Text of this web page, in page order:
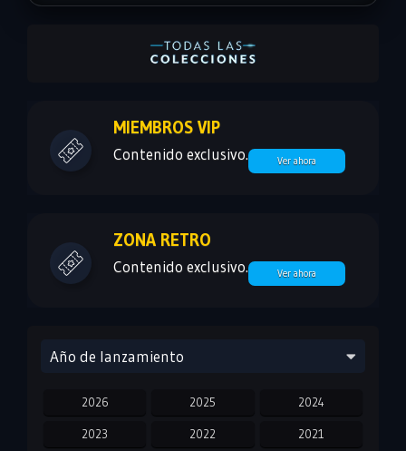
MIEMBROS VIP
Contenido exclusivo. Ver ahora
ZONA RETRO
Contenido exclusivo. Ver ahora
Año de lanzamiento
2026 2025 2024
2023 2022 2021